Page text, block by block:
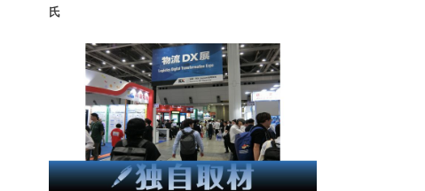
氏